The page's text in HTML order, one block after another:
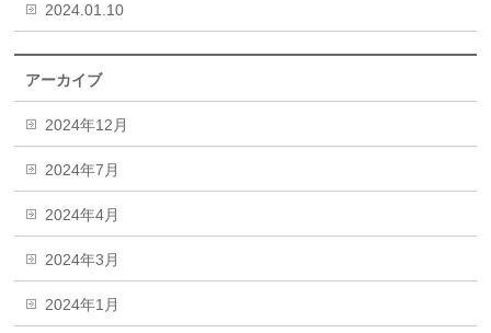
2024.01.10
アーカイブ
2024年12月
2024年7月
2024年4月
2024年3月
2024年1月